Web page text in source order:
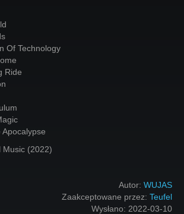
Of Technology
Ride
Music (2022)
Autor: WUJAS
Zaakceptowane przez: Teufel
Wysłano: 2022-03-10